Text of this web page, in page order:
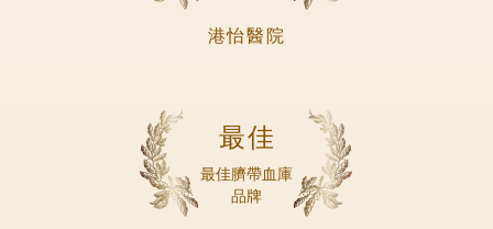
港怡醫院
最佳
最佳臍帶血庫
品牌